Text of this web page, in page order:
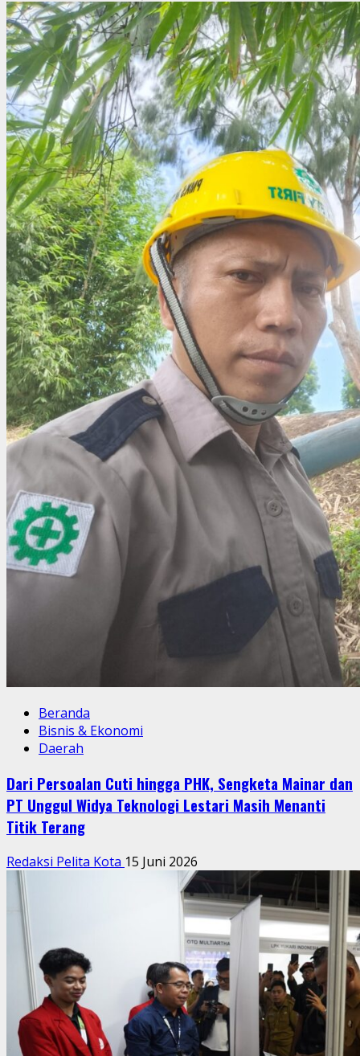
Beranda
Bisnis & Ekonomi
Daerah
Dari Persoalan Cuti hingga PHK, Sengketa Mainar dan
PT Unggul Widya Teknologi Lestari Masih Menanti
Titik Terang
Redaksi Pelita Kota 15 Juni 2026